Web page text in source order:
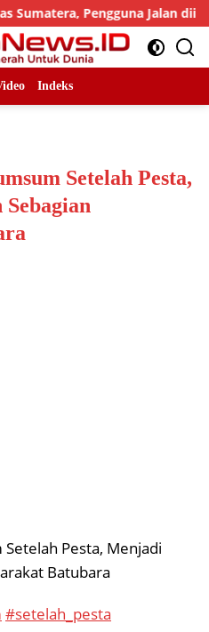
Pengguna Jalan diimbau
Indeks
Setelah Pesta,
Pesta, Menjadi
Batubara
#setelah_pesta